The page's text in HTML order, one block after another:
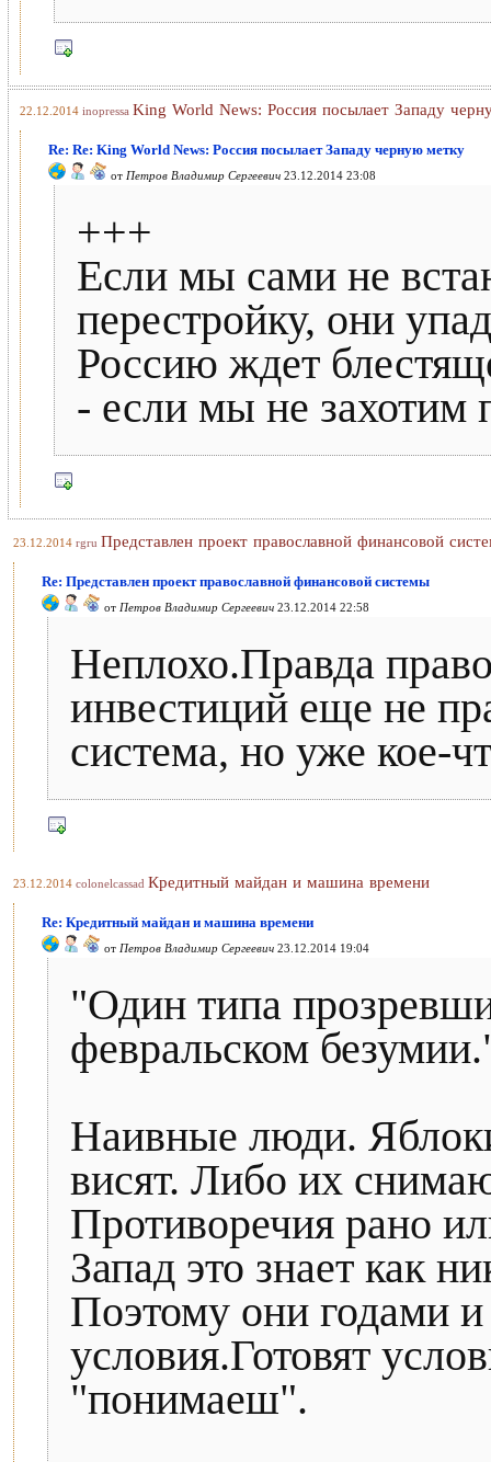
22.12.2014 inopressa King World News: Россия посылает Западу
Re: Re: King World News: Россия посылает Западу черную метку
от Петров Владимир Сергеевич 23.12.2014 23:08
+++
Если мы сами не
перестройку, они
Россию ждет
- если мы не захотим
23.12.2014 rgru Представлен проект православной финансовой
Re: Представлен проект православной финансовой системы
от Петров Владимир Сергеевич 23.12.2014 22:58
Неплохо.Правда
инвестиций еще не
система, но уже кое-
23.12.2014 colonelcassad Кредитный майдан и машина времени
Re: Кредитный майдан и машина времени
от Петров Владимир Сергеевич 23.12.2014 19:04
"Один типа
февральском
Наивные люди.
висят. Либо их
Противоречия рано
Запад это знает как
Поэтому они годами и
условия.Готовят
"понимаеш".